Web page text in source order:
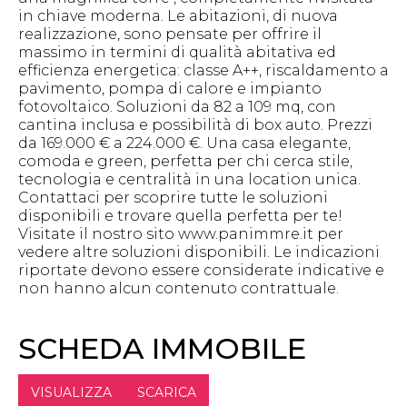
in chiave moderna. Le abitazioni, di nuova
realizzazione, sono pensate per offrire il
massimo in termini di qualità abitativa ed
efficienza energetica: classe A++, riscaldamento a
pavimento, pompa di calore e impianto
fotovoltaico. Soluzioni da 82 a 109 mq, con
cantina inclusa e possibilità di box auto. Prezzi
da 169.000 € a 224.000 €. Una casa elegante,
comoda e green, perfetta per chi cerca stile,
tecnologia e centralità in una location unica.
Contattaci per scoprire tutte le soluzioni
disponibili e trovare quella perfetta per te!
Visitate il nostro sito www.panimmre.it per
vedere altre soluzioni disponibili. Le indicazioni
riportate devono essere considerate indicative e
non hanno alcun contenuto contrattuale.
SCHEDA IMMOBILE
VISUALIZZA SCARICA